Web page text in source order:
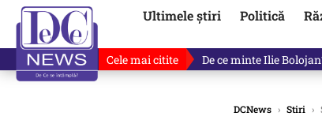
Ultimele știri Politică
Cele mai citite De ce minte Ilie
DCNews › Stiri ›